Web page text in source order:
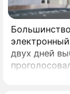
двух дней